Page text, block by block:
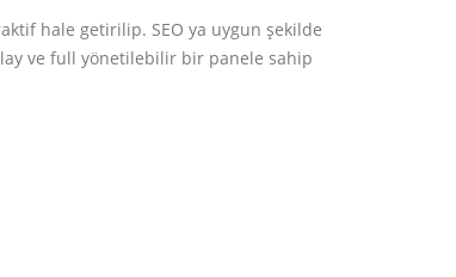
hale getirilip. SEO ya uygun şekilde
ve full yönetilebilir bir panele sahip